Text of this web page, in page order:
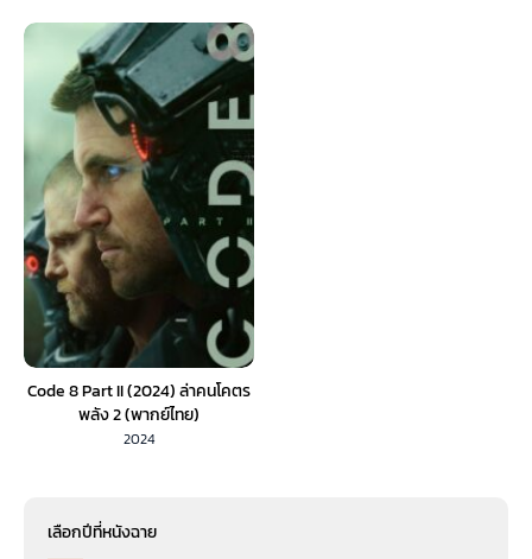
Code 8 Part II (2024) ล่าคนโคตร
พลัง 2 (พากย์ไทย)
2024
เลือกปีที่หนังฉาย